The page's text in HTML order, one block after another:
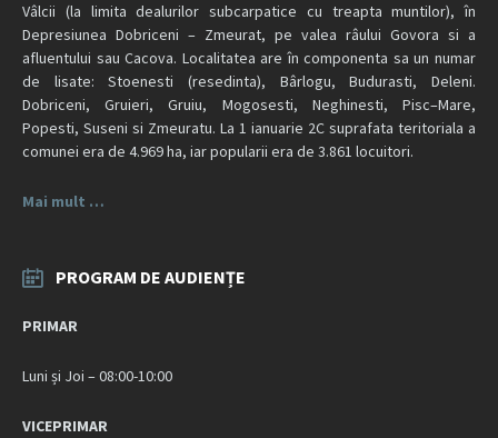
Vâlcii (la limita dealurilor subcarpatice cu treapta muntilor), în
Depresiunea Dobriceni – Zmeurat, pe valea râului Govora si a
afluentului sau Cacova. Localitatea are în componenta sa un numar
de lisate: Stoenesti (resedinta), Bârlogu, Budurasti, Deleni.
Dobriceni, Gruieri, Gruiu, Mogosesti, Neghinesti, Pisc–Mare,
Popesti, Suseni si Zmeuratu. La 1 ianuarie 2C suprafata teritoriala a
comunei era de 4.969 ha, iar popularii era de 3.861 locuitori.
Mai mult …
PROGRAM DE AUDIENȚE
PRIMAR
Luni și Joi – 08:00-10:00
VICEPRIMAR